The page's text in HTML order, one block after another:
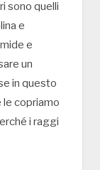
sono quelli
e
e
un
in questo
le copriamo
i raggi